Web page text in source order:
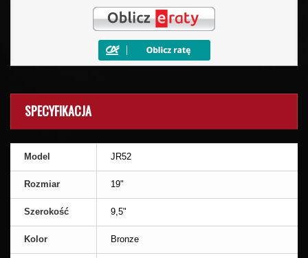
SPECYFIKACJA
Model JR52
Rozmiar 19"
Szerokość 9,5"
Kolor Bronze